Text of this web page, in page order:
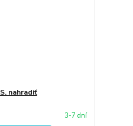
nahradiť
3-7 dní